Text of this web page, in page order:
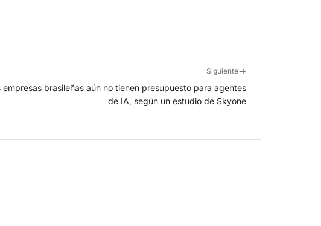
Siguiente→
empresas brasileñas aún no tienen presupuesto para agentes
de IA, según un estudio de Skyone